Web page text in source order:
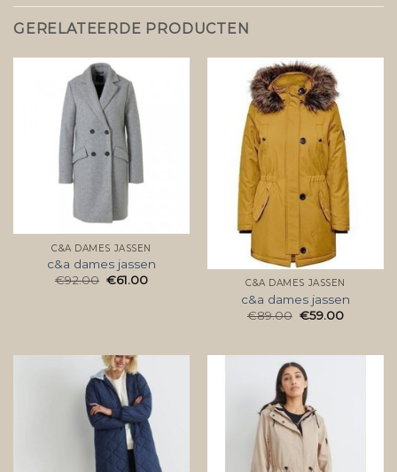
GERELATEERDE PRODUCTEN
C&A DAMES JASSEN
c&a dames jassen
€92.00 €61.00 C&A DAMES JASSEN
c&a dames jassen
€89.00 €59.00